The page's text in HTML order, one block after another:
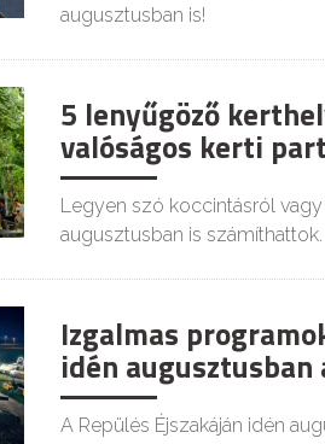
augusztusban is!
5 lenyűgöző
valóságos kerti
Legyen szó koccintásról
augusztusban is számíthattok.
Izgalmas
idén augusztusban
A Repülés Éjszakáján idén